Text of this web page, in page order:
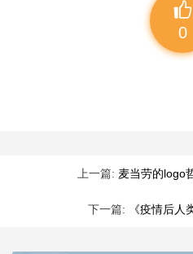
0
上一篇: 麦当劳的logo
下一篇: 《疫情后人